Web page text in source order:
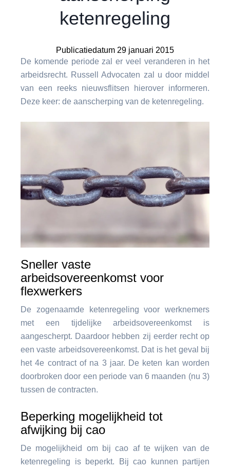
ketenregeling
Publicatiedatum 29 januari 2015
De komende periode zal er veel veranderen in het
arbeidsrecht. Russell Advocaten zal u door middel
van een reeks nieuwsflitsen hierover informeren.
Deze keer: de aanscherping van de ketenregeling.
Sneller vaste
arbeidsovereenkomst voor
flexwerkers
De zogenaamde ketenregeling voor werknemers
met een tijdelijke arbeidsovereenkomst is
aangescherpt. Daardoor hebben zij eerder recht op
een vaste arbeidsovereenkomst. Dat is het geval bij
het 4e contract of na 3 jaar. De keten kan worden
doorbroken door een periode van 6 maanden (nu 3)
tussen de contracten.
Beperking mogelijkheid tot
afwijking bij cao
De mogelijkheid om bij cao af te wijken van de
ketenregeling is beperkt. Bij cao kunnen partijen